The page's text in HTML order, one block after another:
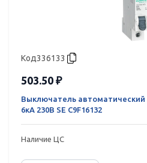
Код336133
503.50 ₽
Выключатель автоматический
6кА 230В SE C9F16132
Наличие ЦС